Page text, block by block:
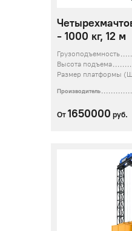
- 1000 кг, 12 м
Грузоподъемность
Высота подъема
Размер платформы
Производитель
От 1650000 руб.